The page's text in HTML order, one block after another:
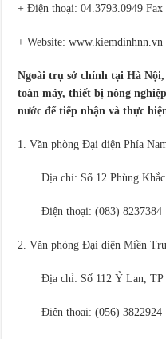
+ Điện thoại: 04.3793.0949 Fax
+ Website:
Ngoài trụ sở chính tại Hà
toàn máy, thiết bị nông
nước để tiếp nhận và thực
Văn phòng Đại diện Phía
Địa chỉ: Số 12 Phùng
Điện thoại: (083)
Văn phòng Đại diện Miền
Địa chỉ: Số 112 Ỷ Lan,
Điện thoại: (056)